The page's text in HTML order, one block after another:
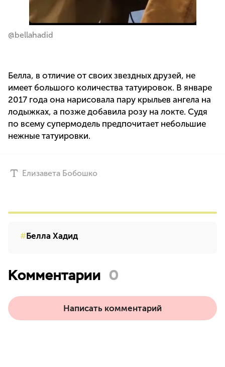
@bellahadid
Белла, в отличие от своих звездных друзей, не
имеет большого количества татуировок. В январе
2017 года она нарисовала пару крыльев ангела на
лодыжках, а позже добавила розу на локте. Судя
по всему супермодель предпочитает небольшие
нежные татуировки.
Елизавета Бобошко
Белла Хадид
Комментарии 0
Написать комментарий